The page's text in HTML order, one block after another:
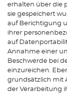
erhalten über die
sie gespeichert
auf Berichtigung
ihrer
auf
Annahme einer
Beschwerde bei
einzureichen.
grundsätzlich mit
der Verarbeitung